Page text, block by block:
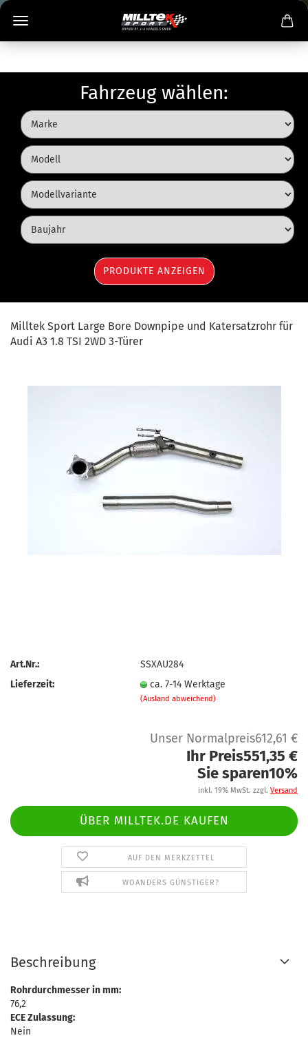
Fahrzeug wählen:
Milltek Sport Large Bore Downpipe und Katersatzrohr für
Audi A3 1.8 TSI 2WD 3-Türer
Art.Nr.:
SSXAU284
Lieferzeit:
ca. 7-14 Werktage
(Ausland abweichend)
Unser Normalpreis612,61 €
Ihr Preis551,35 €
Sie sparen10%
inkl. 19% MwSt. zzgl. Versand
ÜBER MILLTEK.DE KAUFEN
AUF DEN MERKZETTEL
WOANDERS GÜNSTIGER?
Beschreibung
Rohrdurchmesser in mm:
76,2
ECE Zulassung:
Nein